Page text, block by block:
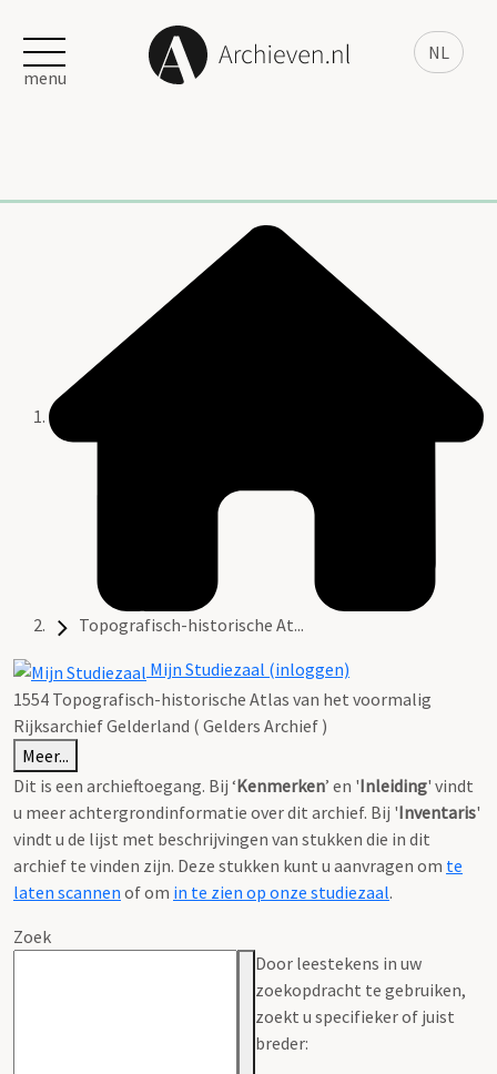
NL
menu
Topografisch-historische At...
Mijn Studiezaal (inloggen)
1554 Topografisch-historische Atlas van het voormalig
Rijksarchief Gelderland ( Gelders Archief )
Meer...
Dit is een archieftoegang. Bij ‘Kenmerken’ en 'Inleiding' vindt
u meer achtergrondinformatie over dit archief. Bij 'Inventaris'
vindt u de lijst met beschrijvingen van stukken die in dit
archief te vinden zijn. Deze stukken kunt u aanvragen om te
laten scannen of om in te zien op onze studiezaal.
Zoek
Door leestekens in uw
zoekopdracht te gebruiken,
zoekt u specifieker of juist
breder: